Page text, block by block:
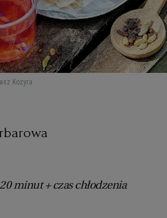
Kozyra
minut + czas chłodzenia